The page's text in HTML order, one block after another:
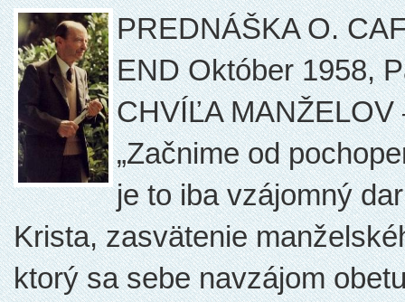
PREDNÁŠKA O.
END Október 1958,
CHVÍĽA
„Začnime od
je to iba vzájomný
Krista, zasvätenie
ktorý sa sebe navzájom